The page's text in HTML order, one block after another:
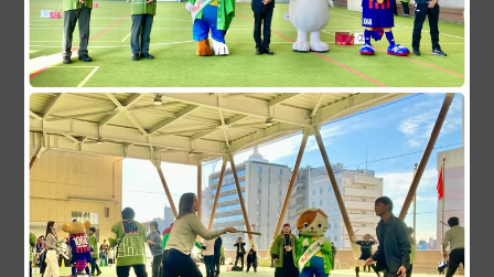
今日の浅草。 台風が通り
過ぎてスカイツリーがくっ
きり。 #スカイツリー
和風れすとらん 若 お食
事をご注文のお客様、チケ
ットご提示でワンドリン...
商品カテゴリ
商品ジャンル